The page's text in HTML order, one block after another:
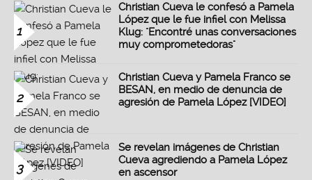
1
Christian Cueva le confesó a Pamela
López que le fue infiel con Melissa
Klug: "Encontré unas conversaciones
muy comprometedoras"
2
Christian Cueva y Pamela Franco se
BESAN, en medio de denuncia de
agresión de Pamela López [VIDEO]
3
Se revelan imágenes de Christian
Cueva agrediendo a Pamela López
en ascensor